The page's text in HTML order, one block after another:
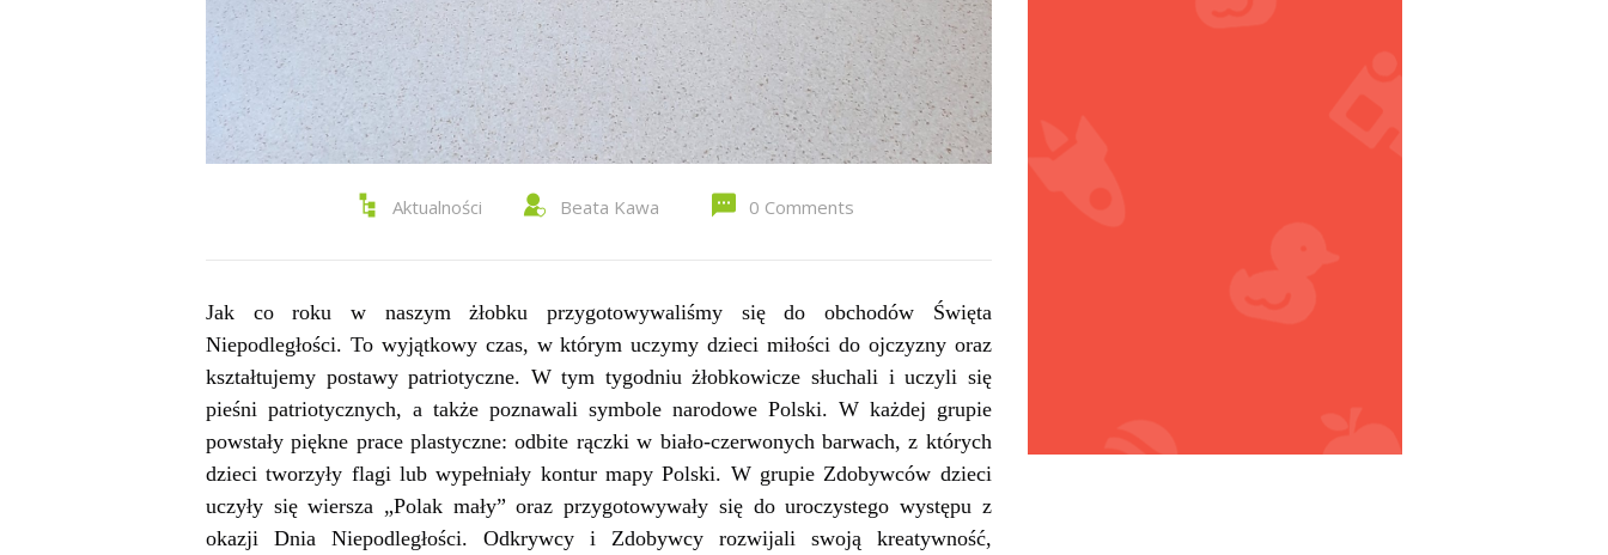
Aktualności Beata Kawa 0 Comments
Jak co roku w naszym żłobku przygotowywaliśmy się do obchodów Święta
Niepodległości. To wyjątkowy czas, w którym uczymy dzieci miłości do ojczyzny oraz
kształtujemy postawy patriotyczne. W tym tygodniu żłobkowicze słuchali i uczyli się
pieśni patriotycznych, a także poznawali symbole narodowe Polski. W każdej grupie
powstały piękne prace plastyczne: odbite rączki w biało-czerwonych barwach, z których
dzieci tworzyły flagi lub wypełniały kontur mapy Polski. W grupie Zdobywców dzieci
uczyły się wiersza „Polak mały” oraz przygotowywały się do uroczystego występu z
okazji Dnia Niepodległości. Odkrywcy i Zdobywcy rozwijali swoją kreatywność,